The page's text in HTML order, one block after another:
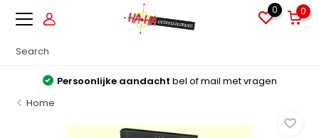
0 0
Persoonlijke aandacht bel of mail met vragen
Home